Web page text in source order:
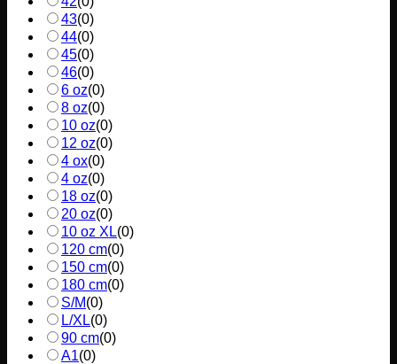
43(0)
44(0)
45(0)
46(0)
6 oz(0)
8 oz(0)
10 oz(0)
12 oz(0)
4 ox(0)
4 oz(0)
18 oz(0)
20 oz(0)
10 oz XL(0)
120 cm(0)
150 cm(0)
180 cm(0)
S/M(0)
L/XL(0)
90 cm(0)
A1(0)